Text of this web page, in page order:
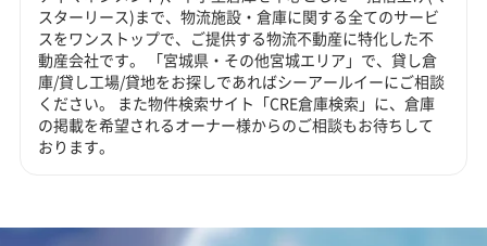
スターリース)まで、物流施設・倉庫に関する全てのサービ
スをワンストップで、ご提供する物流不動産に特化した不
動産会社です。 「宮城県・その他宮城エリア」で、貸し倉
庫/貸し工場/貸地をお探しであればシーアールイーにご相談
ください。 また物件検索サイト「CRE倉庫検索」に、倉庫
の掲載を希望されるオーナー様からのご相談もお待ちして
おります。